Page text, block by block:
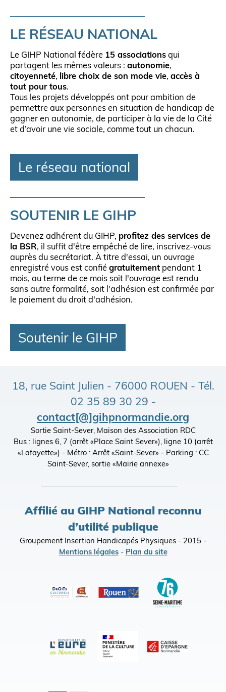
LE RÉSEAU NATIONAL
Le GIHP National fédère 15 associations qui
partagent les mêmes valeurs : autonomie,
citoyenneté, libre choix de son mode vie, accès à
tout pour tous.
Tous les projets développés ont pour ambition de
permettre aux personnes en situation de handicap de
gagner en autonomie, de participer à la vie de la Cité
et d’avoir une vie sociale, comme tout un chacun.
Le réseau national
SOUTENIR LE GIHP
Devenez adhérent du GIHP, profitez des services de
la BSR, il suffit d'être empêché de lire, inscrivez-vous
auprès du secrétariat. À titre d'essai, un ouvrage
enregistré vous est confié gratuitement pendant 1
mois, au terme de ce mois soit l'ouvrage est rendu
sans autre formalité, soit l'adhésion est confirmée par
le paiement du droit d'adhésion.
Soutenir le GIHP
18, rue Saint Julien - 76000 ROUEN - Tél.
02 35 89 30 29 -
contact[@]gihpnormandie.org
Sortie Saint-Sever, Maison des Association RDC
Bus : lignes 6, 7 (arrêt «Place Saint Sever»), ligne 10 (arrêt
«Lafayette») - Métro : Arrêt «Saint-Sever» - Parking : CC
Saint-Sever, sortie «Mairie annexe»
Affilié au GIHP National reconnu
d’utilité publique
Groupement Insertion Handicapés Physiques - 2015 -
Mentions légales- Plan du site